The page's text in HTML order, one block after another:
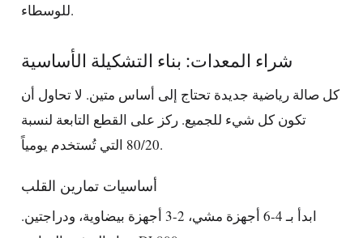
للوسطاء.
شراء المعدات: بناء التشكيلة الأساسية
كل صالة رياضية جديدة تحتاج إلى أساس متين. لا تحاول أن
تكون كل شيء للجميع. ركز على القطع التابعة لنسبة
80/20 التي تُستخدم يومياً.
أساسيات تمارين القلب
ابدأ بـ 4-6 أجهزة مشي، 2-3 أجهزة بيضاوية، ودراجتين.